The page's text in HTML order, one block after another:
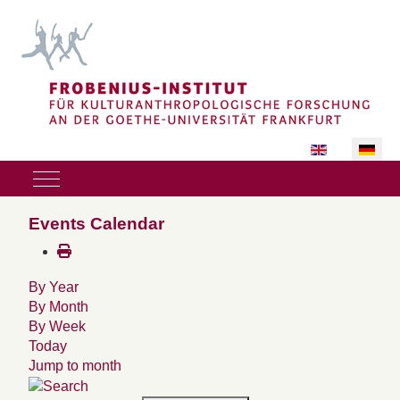
Sprache
Mobile Menu Toggle
Events Calendar
By Year
By Month
By Week
Today
Jump to month